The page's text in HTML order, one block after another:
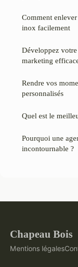
Comment
inox facilement
Développez votre
marketing
Rendre vos
personnalisés
Quel est le
Pourquoi une
incontournable ?
Chapeau Bois
Mentions légales